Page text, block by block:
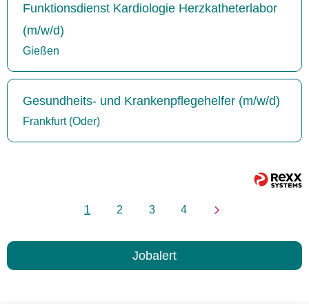
Funktionsdienst Kardiologie Herzkatheterlabor
(m/w/d)
Gießen
Gesundheits- und Krankenpflegehelfer (m/w/d)
Frankfurt (Oder)
1 2 3 4
Jobalert